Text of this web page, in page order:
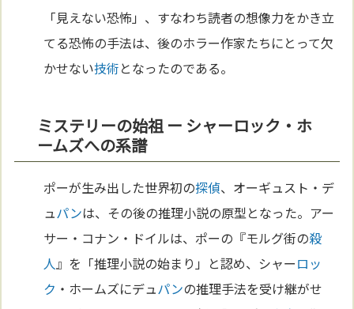
「見えない恐怖」、すなわち読者の想像力をかき立
てる恐怖の手法は、後のホラー作家たちにとって欠
かせない技術となったのである。
ミステリーの始祖 ー シャーロック・ホ
ームズへの系譜
ポーが生み出した世界初の探偵、オーギュスト・デ
ュパンは、その後の推理小説の原型となった。アー
サー・コナン・ドイルは、ポーの『モルグ街の殺
人』を「推理小説の始まり」と認め、シャーロッ
ク ・ホームズにデュパンの推理手法を受け継がせ